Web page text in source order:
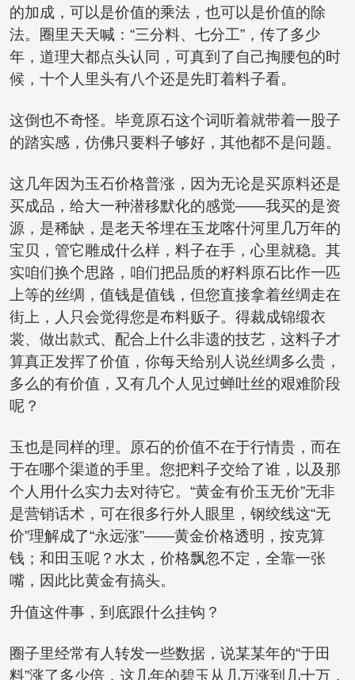
的加成，可以是价值的乘法，也可以是价值的除
法。圈里天天喊：“三分料、七分工”，传了多少
年，道理大都点头认同，可真到了自己掏腰包的时
候，十个人里头有八个还是先盯着料子看。
这倒也不奇怪。毕竟原石这个词听着就带着一股子
的踏实感，仿佛只要料子够好，其他都不是问题。
这几年因为玉石价格普涨，因为无论是买原料还是
买成品，给大一种潜移默化的感觉——我买的是资
源，是稀缺，是老天爷埋在玉龙喀什河里几万年的
宝贝，管它雕成什么样，料子在手，心里就稳。其
实咱们换个思路，咱们把品质的籽料原石比作一匹
上等的丝绸，值钱是值钱，但您直接拿着丝绸走在
街上，人只会觉得您是布料贩子。得裁成锦缎衣
裳、做出款式、配合上什么非遗的技艺，这料子才
算真正发挥了价值，你每天给别人说丝绸多么贵，
多么的有价值，又有几个人见过蝉吐丝的艰难阶段
呢？
玉也是同样的理。原石的价值不在于行情贵，而在
于在哪个渠道的手里。您把料子交给了谁，以及那
个人用什么实力去对待它。“黄金有价玉无价”无非
是营销话术，可在很多行外人眼里， 钢绞线这“无
价”理解成了“永远涨”——黄金价格透明，按克算
钱；和田玉呢？水太，价格飘忽不定，全靠一张
嘴，因此比黄金有搞头。
升值这件事，到底跟什么挂钩？
圈子里经常有人转发一些数据，说某某年的“于田
料”涨了多少倍，这几年的碧玉从几万涨到几十万，